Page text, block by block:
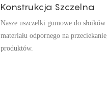
Konstrukcja Szczelna
Nasze uszczelki gumowe do
materiału odpornego na
produktów.